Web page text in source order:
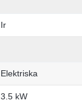
Ir
Elektriska
3.5 kW